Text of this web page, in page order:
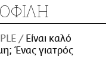
Είναι καλό
Ένας γιατρός